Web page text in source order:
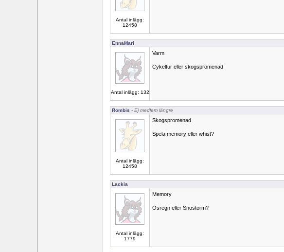
Antal inlägg:
12458
EnnaMari
Antal inlägg: 132
Varm
Cykeltur eller skogspromenad
Rombis - Ej medlem längre
Antal inlägg:
12458
Skogspromenad
Spela memory eller whist?
Lackia
Antal inlägg:
1779
Memory
Ösregn eller Snöstorm?